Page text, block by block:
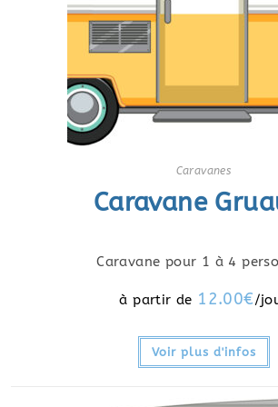
Caravanes
Caravane
Caravane pour 1 à 4
12.00€
Voir plus d'infos